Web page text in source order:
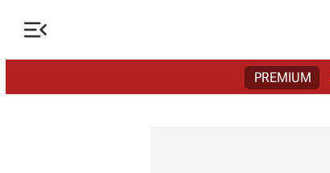

PREMIUM